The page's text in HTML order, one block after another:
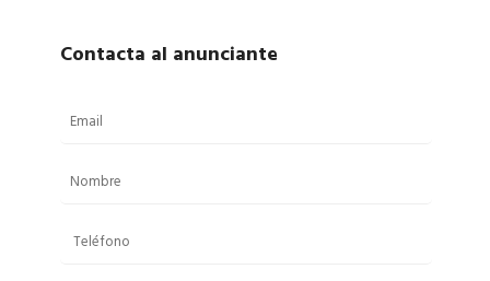
Contacta al anunciante